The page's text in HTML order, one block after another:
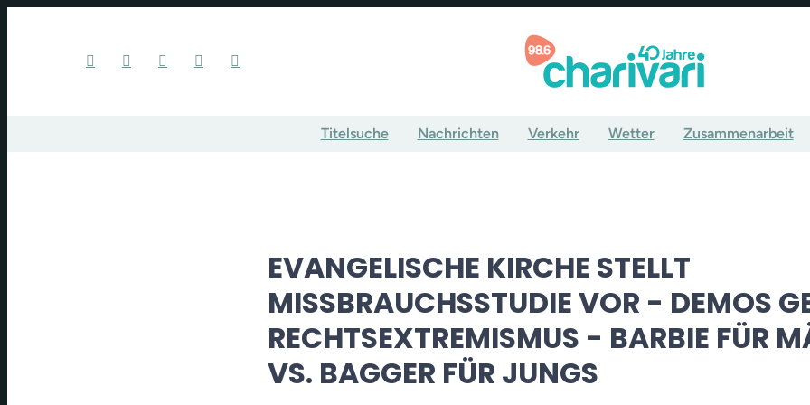
Titelsuche Nachrichten Verkehr Wetter Zusammenarbeit
EVANGELISCHE KIRCHE STELLT
MISSBRAUCHSSTUDIE VOR - DEMOS
RECHTSEXTREMISMUS - BARBIE FÜR
VS. BAGGER FÜR JUNGS